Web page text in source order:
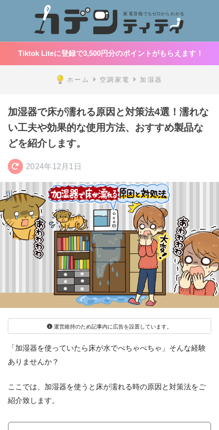
Tiktok Liteに登録で3,500円分のポイントがもらえます！
ホーム 空調家電 加湿器
加湿器で床が濡れる原因と対策法4選！濡れな
い工夫や効果的な使用方法、おすすめ製品な
どを紹介します。
2024年12月1日
運営維持のため記事内に広告を設置しています。
「加湿器を使っていたら床が水でべちゃべちゃ」そんな経験
ありませんか？
ここでは、加湿器を使うと床が濡れる時の原因と対策法をご
紹介致します。